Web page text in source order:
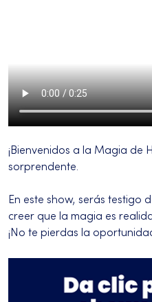
¡Bienvenidos a la Magia de
sorprendente.
En este show, serás
creer que la magia es
¡No te pierdas la